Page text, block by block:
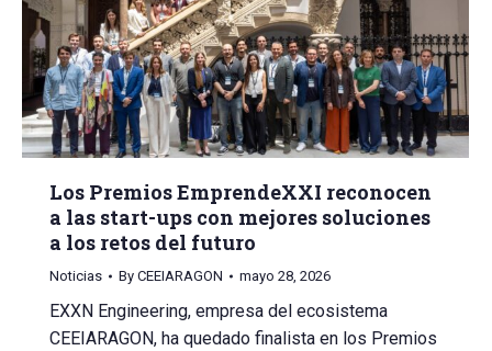
Los Premios EmprendeXXI reconocen
a las start-ups con mejores soluciones
a los retos del futuro
Noticias By CEEIARAGON mayo 28, 2026
EXXN Engineering, empresa del ecosistema
CEEIARAGON, ha quedado finalista en los Premios